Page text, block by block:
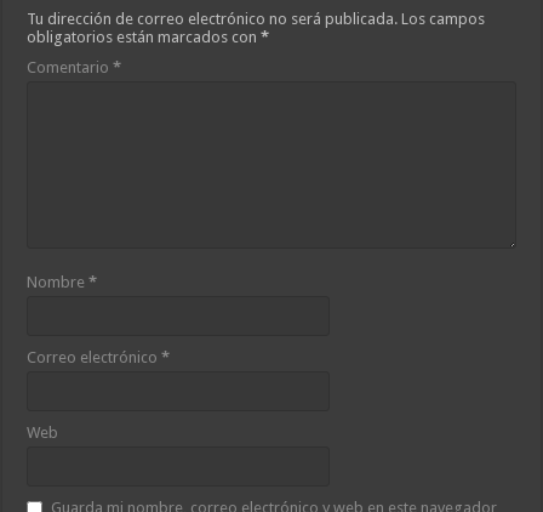
Tu dirección de correo electrónico no será publicada. Los campos
obligatorios están marcados con*
Comentario*
Nombre*
Correo electrónico*
Web
Guarda mi nombre, correo electrónico y web en este navegador